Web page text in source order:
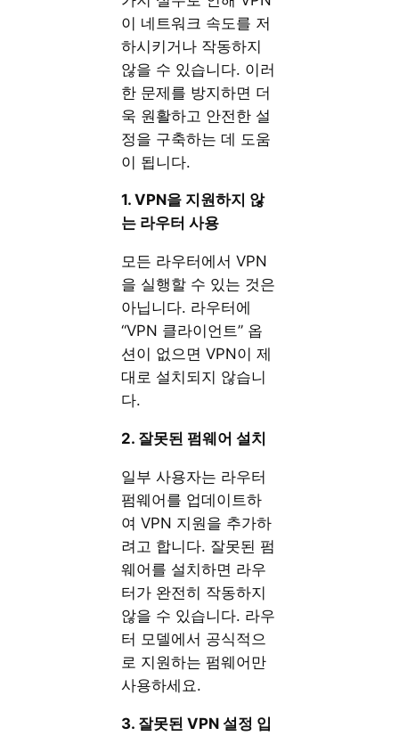
이 네트워크 속도를 저
하시키거나 작동하지
않을 수 있습니다. 이러
한 문제를 방지하면 더
욱 원활하고 안전한 설
정을 구축하는 데 도움
이 됩니다.
1. VPN을 지원하지 않
는 라우터 사용
모든 라우터에서 VPN
을 실행할 수 있는 것은
아닙니다. 라우터에
“VPN 클라이언트” 옵
션이 없으면 VPN이 제
대로 설치되지 않습니
다.
2. 잘못된 펌웨어 설치
일부 사용자는 라우터
펌웨어를 업데이트하
여 VPN 지원을 추가하
려고 합니다. 잘못된 펌
웨어를 설치하면 라우
터가 완전히 작동하지
않을 수 있습니다. 라우
터 모델에서 공식적으
로 지원하는 펌웨어만
사용하세요.
3. 잘못된 VPN 설정 입